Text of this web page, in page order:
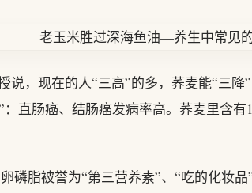
说，现在的人“三高”的多，荞麦能“三降
：直肠癌、结肠癌发病率高。荞麦里含
卵磷脂被誉为“第三营养素”、“吃的化妆